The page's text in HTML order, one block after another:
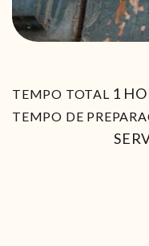
TEMPO TOTAL 1
TEMPO DE